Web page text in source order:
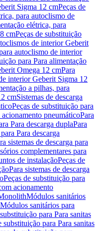
Sigma 12 cmPeças de
para autoclismo de
elétrica, para
cmPeças de substituição
de interior Geberit
autoclismo de interior
para Para alimentação
Omega 12 cmPara
interior Geberit Sigma 12
a pilhas, para
cmSistemas de descarga
Peças de substituição para
acionamento pneumáticoPara
Para descarga duplaPara
Para descarga
sistemas de descarga para
complementares para
de instalaçãoPeças de
Para sistemas de descarga
Peças de substituição para
acionamento
Módulos sanitários
sanitários para
para Para sanitas
substituição para Para sanitas